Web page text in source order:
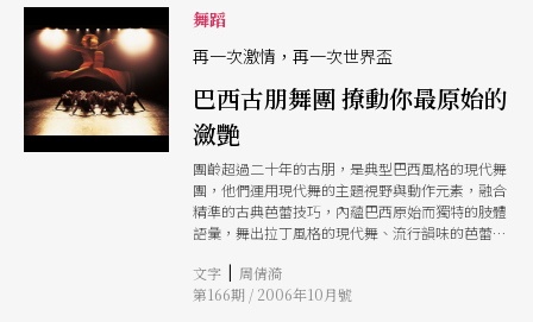
個民族，皆可反縮己身，如何正視自己土地上不公
不義的事情，擴及到全球暖化的危機，換作是我，
能去做些什麼？ 因此，《安蒂岡妮在亞馬遜》劇
中的辯證（dialectical）極為重要。希臘悲劇可貴
的地方，觀眾都可以聽到正反兩方的辯證，促使觀
眾的思考並非單一、而是思辯而來。這樣的「辯
昂（Creon）之間的抗爭，亦是歐洲與巴西演員相
互合作，所碰撞出歐洲文化與巴西原住民文明、宇
以上的人類共同記憶都非常的北方，而且男方。
彷彿北方的男人們是愛與正義的代表，拯救著落
後、饑餓、野蠻的南方。令人悲傷的是，演唱會愈
體人類的一分子，我們更應該想起的是1970年因為
〈Woodstock〉這首歌的瓊妮．蜜雪兒（Joni
Mitchell可惜人們總愛說她是男版巴布．狄倫），
或是巴布．馬利（Bob Marley）在1978年讓互鬥
許久的兩個政黨兼黑幫的頭「表演」出握手言和的
One Love Peace音樂會。 甚至，我們應該再往南
方一點，來到巴西，遇見 Bossa Nova 的起源。如
今一般人以為是在頭等艙、爵士酒吧或熱帶島嶼假
日飯店上放送的懶洋洋歌曲，其實在1950年代末期
是極具革命性的音樂運動。表面上聽起來舒緩放
舞蹈
再一次激情，再一次世界盃
巴西古朋舞團 撩動你最原始的
瀲艷
團齡超過二十年的古朋，是典型巴西風格的現代舞
團，他們運用現代舞的主題視野與動作元素，融合
精準的古典芭蕾技巧，內蘊巴西原始而獨特的肢體
語彙，舞出拉丁風格的現代舞、流行韻味的芭蕾
文字 | 周倩漪
第166期 / 2006年10月號